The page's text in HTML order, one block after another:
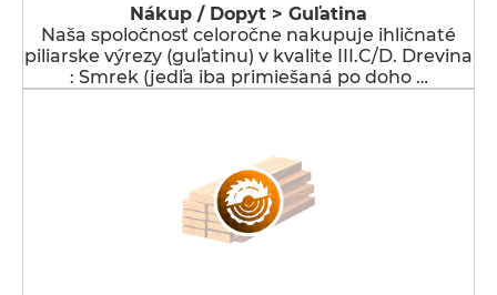
Nákup / Dopyt > Guľatina
Naša spoločnosť celoročne nakupuje ihličnaté
piliarske výrezy (guľatinu) v kvalite III.C/D. Drevina
: Smrek (jedľa iba primiešaná po doho …